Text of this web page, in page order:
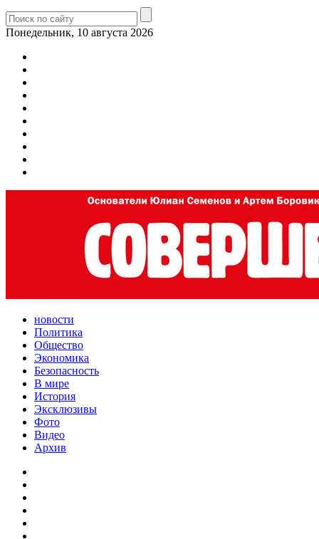
Понедельник, 10 августа 2026
новости
Политика
Общество
Экономика
Безопасность
В мире
История
Эксклюзивы
Фото
Видео
Архив